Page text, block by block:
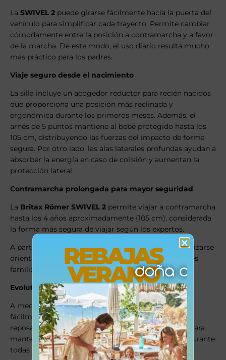
La SWIVEL 2 puede girarse fácilmente hacia la puerta del
vehículo para simplificar cada trayecto. Permite cambiar
cómodamente entre la posición a contramarcha y a favor
de la marcha. De este modo, el uso diario resulta mucho
más práctico para los padres.
Viaje seguro desde el nacimiento
La silla incluye un acogedor reductor para recién nacidos
que proporciona una posición más reclinada y
ergonómica durante los primeros meses. Además, el
arnés de 5 puntos mantiene al bebé protegido hasta los
105 cm, distribuyendo las fuerzas del impacto de forma
segura. Por otro lado, las alas laterales profundas ayudan a
absorber la energía en caso de colisión y aumentan la
protección lateral.
Contramarcha prolongada para mayor seguridad
La Britax Römer SWIVEL 2 permite viajar a contramarcha
hasta los 4 años aproximadamente (105 cm), considerada
la forma más segura de viajar según los expertos.
A partir de los 15 meses y 76 cm, también puede utilizarse
orientada a favor de la marcha según las necesidades
familiares.
Evolutiva hasta los 7 años
A medida que el niño crece, la silla se transforma
fácilmente en un elevador con respaldo. Además, el
reposacabezas ajustable acompaña el crecimiento para
mantener siempre una posición cómoda y segura durante
todas las etapas.
REBAJAS
VERANO